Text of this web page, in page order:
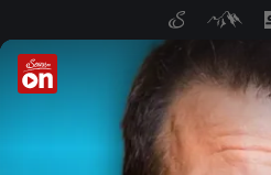
ServusTV On: